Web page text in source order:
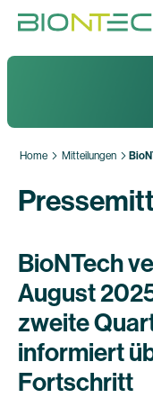
Home Mitteilungen
BioNTech
August
zweite
informiert
Fortschritt